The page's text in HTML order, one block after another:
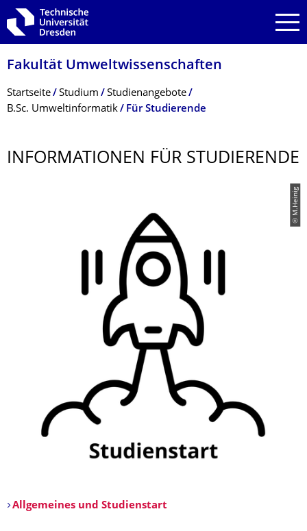
Zur Hauptnavigation springen
Zur Suche springen
Zum Inhalt springen
Fakultät Umweltwissenschaf­ten
Breadcrumb-Menü
Startseite Studium
Studienangebote
B.Sc. Umweltinformatik
Für Studierende
INFORMATIONEN FÜR STUDIERENDE
© M.Heinig
Allgemeines und Studienstart